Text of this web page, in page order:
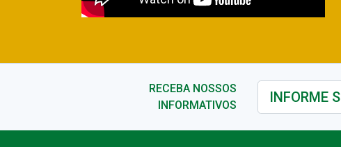
RECEBA NOSSOS
INFORMATIVOS